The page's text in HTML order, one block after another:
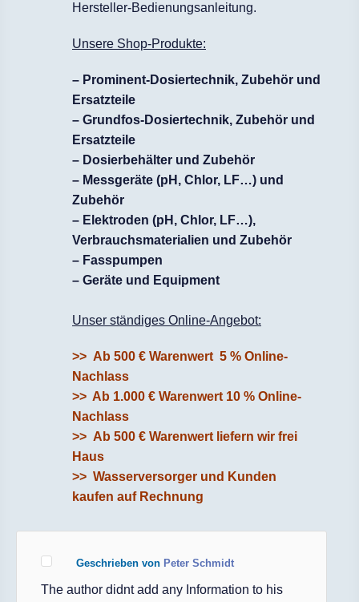
Hersteller-Bedienungsanleitung.
Unsere Shop-Produkte:
– Prominent-Dosiertechnik, Zubehör und
Ersatzteile
– Grundfos-Dosiertechnik, Zubehör und
Ersatzteile
– Dosierbehälter und Zubehör
– Messgeräte (pH, Chlor, LF…) und
Zubehör
– Elektroden (pH, Chlor, LF…),
Verbrauchsmaterialien und Zubehör
– Fasspumpen
– Geräte und Equipment
Unser ständiges Online-Angebot:
>> Ab 500 € Warenwert 5 % Online-
Nachlass
>> Ab 1.000 € Warenwert 10 % Online-
Nachlass
>> Ab 500 € Warenwert liefern wir frei
Haus
>> Wasserversorger und Kunden
kaufen auf Rechnung
Geschrieben von Peter Schmidt
The author didnt add any Information to his